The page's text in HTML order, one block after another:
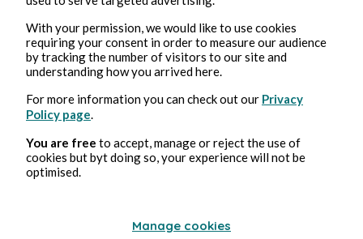
The Kitty clause
Attention les vibrisses numériques : on sniffe, on regarde,
mais on ne touche pas et on ne mord pas, sinon Maman
Chat donne une tape sur le museau, et la patte de Maman
Chat a des griffes acérées qui peuvent faire très mal ! Si
Chat d'abord 🐱 et si elle dit "non", c'est non ! Par contre,
on peut ramener les copains – et les copines. S'ils sont
sages et s'ils se contentent de regarder, pas de problème
With your permission, we would like to use cookies
requiring your consent in order to measure our audience
by tracking the number of visitors to our site and
understanding how you arrived here.
For more information you can check out our Privacy
Policy page
You are free to accept, manage or reject the use of
cookies but byt doing so, your experience will not be
optimised.
Manage cookies